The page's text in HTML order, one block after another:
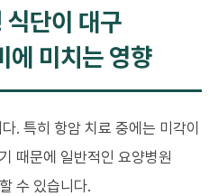
단이 대구
에 미치는 영향
. 특히 항암 치료 중에는 미각이
때문에 일반적인 요양병원
수 있습니다.